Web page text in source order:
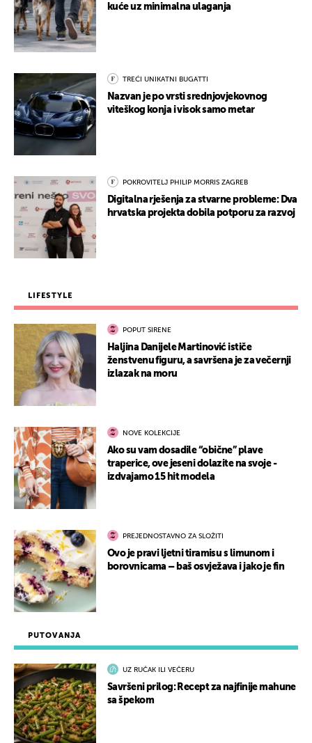
PUTOVANJA
UZ RUČAK ILI VEČERU
Savršeni prilog: Recept za najfinije mahune
sa špekom
kuće uz minimalna ulaganja
TREĆI UNIKATNI BUGATTI
Nazvan je po vrsti srednjovjekovnog
viteškog konja i visok samo metar
POKROVITELJ PHILIP MORRIS ZAGREB
Digitalna rješenja za stvarne probleme: Dva
hrvatska projekta dobila potporu za razvoj
LIFESTYLE
POPUT SIRENE
Haljina Danijele Martinović ističe
ženstvenu figuru, a savršena je za večernji
izlazak na moru
NOVE KOLEKCIJE
Ako su vam dosadile “obične” plave
traperice, ove jeseni dolazite na svoje -
izdvajamo 15 hit modela
PREJEDNOSTAVNO ZA SLOŽITI
Ovo je pravi ljetni tiramisu s limunom i
borovnicama – baš osvježava i jako je fin